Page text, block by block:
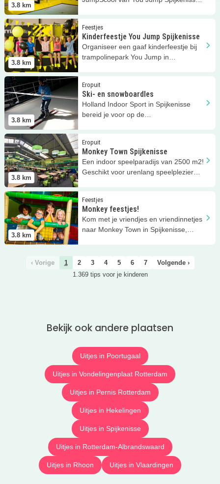
3.8 km
3.8 km
Feestjes
Kinderfeestje You Jump Spijkenisse
Organiseer een gaaf kinderfeestje bij
trampolinepark You Jump in
Lees meer Kinderfeestje You Jump Spijkenisse
3.8 km
Eropuit
Ski- en snowboardles
Holland Indoor Sport in Spijkenisse
bereid je voor op de
Lees meer Ski- en snowboardles
3.8 km
Eropuit
Monkey Town Spijkenisse
Een indoor speelparadijs van 2500 m2!
Geschikt voor urenlang speelplezier
Lees meer Monkey Town Spijkenisse
3.8 km
Feestjes
Monkey feestjes!
Kom met je vriendjes en vriendinnetjes
naar Monkey Town in Spijkenisse,
Lees meer Monkey feestjes!
‹ Vorige 1 2 3 4 5 6 7
Volgende ›
1.369 tips voor je kinderen
Bekijk ook andere plaatsen
Uitjes in Poortugaal
Uitjes in Vondelingenplaat Rotterdam
Uitjes in Pernis Rotterdam
Uitjes in Hekelingen
Uitjes in Spijkenisse
Uitjes in Rotterdam-Albrandswaard
Uitjes in Rhoon Uitjes in Vlaardingen